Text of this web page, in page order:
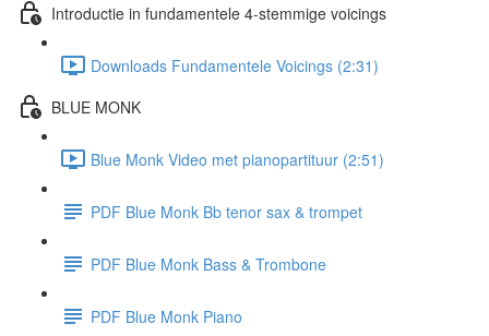
Introductie in fundamentele 4-stemmige voicings
Downloads Fundamentele Voicings (2:31)
BLUE MONK
Blue Monk Video met pianopartituur (2:51)
PDF Blue Monk Bb tenor sax & trompet
PDF Blue Monk Bass & Trombone
PDF Blue Monk Piano